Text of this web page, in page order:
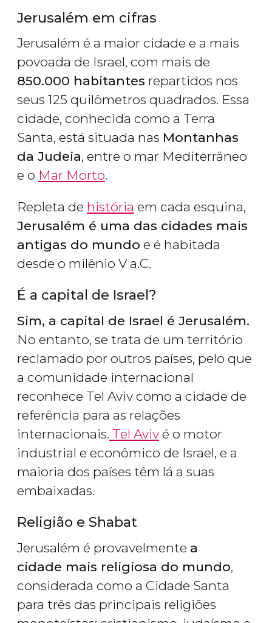
Jerusalém em cifras
Jerusalém é a maior cidade e a mais
povoada de Israel, com mais de
850.000 habitantes repartidos nos
seus 125 quilômetros quadrados. Essa
cidade, conhecida como a Terra
Santa, está situada nas Montanhas
da Judeia, entre o mar Mediterrâneo
e o Mar Morto.
Repleta de história em cada esquina,
Jerusalém é uma das cidades mais
antigas do mundo e é habitada
desde o milênio V a.C.
É a capital de Israel?
Sim, a capital de Israel é Jerusalém.
No entanto, se trata de um território
reclamado por outros países, pelo que
a comunidade internacional
reconhece Tel Aviv como a cidade de
referência para as relações
internacionais. Tel Aviv é o motor
industrial e econômico de Israel, e a
maioria dos países têm lá a suas
embaixadas.
Religião e Shabat
Jerusalém é provavelmente a
cidade mais religiosa do mundo,
considerada como a Cidade Santa
para três das principais religiões